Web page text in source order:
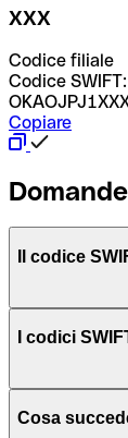
XXX
Codice filiale
Codice SWIFT:
Copiare
Il codice
L'acronimo
per
I codici
Dipende
Cosa